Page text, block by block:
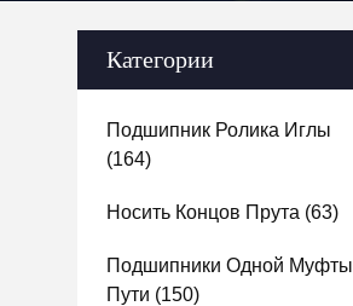
Категории
Подшипник Ролика Иглы
(164)
Носить Концов Прута (63)
Подшипники Одной Муфты
Пути (150)